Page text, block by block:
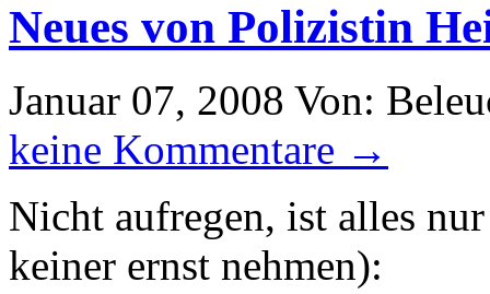
Neues von Polizistin
Januar 07, 2008 Von:
keine Kommentare →
Nicht aufregen, ist alles
keiner ernst nehmen):